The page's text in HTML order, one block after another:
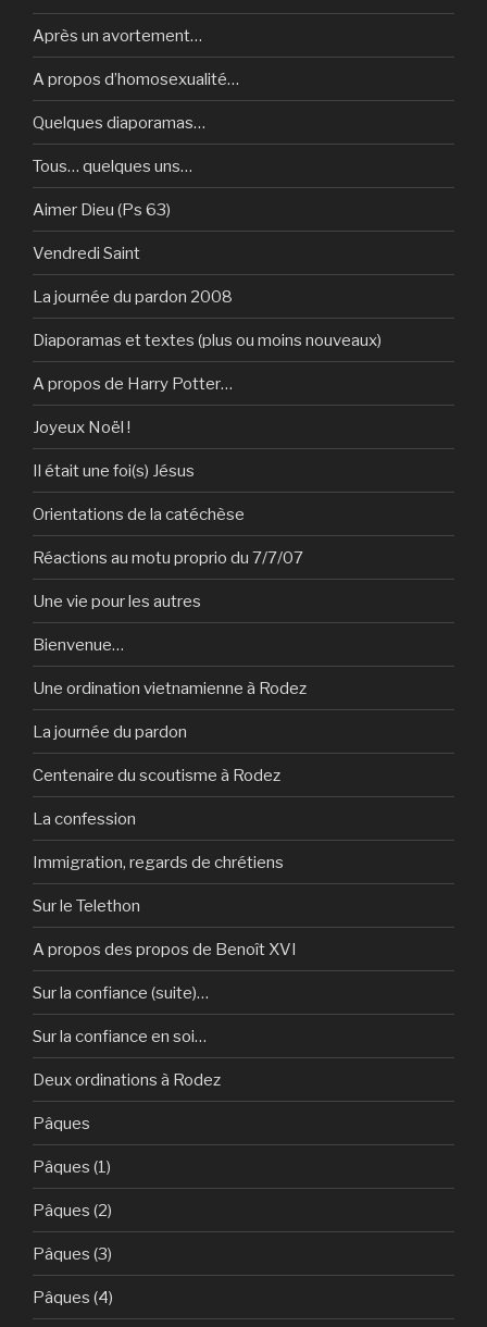
Après un avortement…
A propos d’homosexualité…
Quelques diaporamas…
Tous… quelques uns…
Aimer Dieu (Ps 63)
Vendredi Saint
La journée du pardon 2008
Diaporamas et textes (plus ou moins nouveaux)
A propos de Harry Potter…
Joyeux Noël !
Il était une foi(s) Jésus
Orientations de la catéchèse
Réactions au motu proprio du 7/7/07
Une vie pour les autres
Bienvenue…
Une ordination vietnamienne à Rodez
La journée du pardon
Centenaire du scoutisme à Rodez
La confession
Immigration, regards de chrétiens
Sur le Telethon
A propos des propos de Benoît XVI
Sur la confiance (suite)…
Sur la confiance en soi…
Deux ordinations à Rodez
Pâques
Pâques (1)
Pâques (2)
Pâques (3)
Pâques (4)